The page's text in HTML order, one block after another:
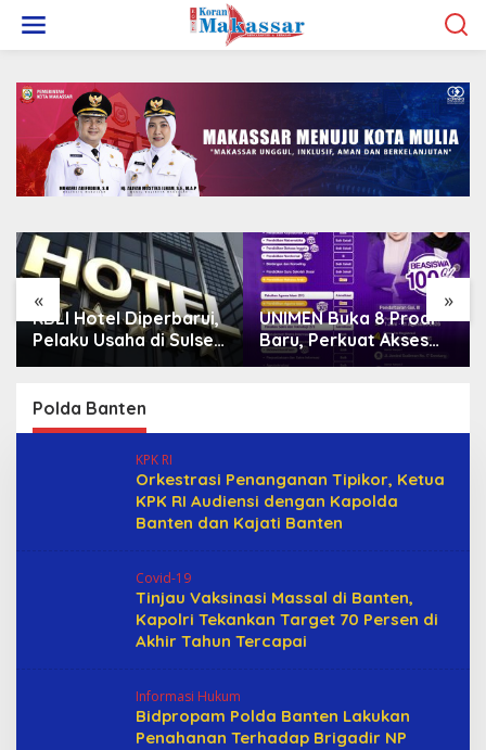
w
« »
KBLI Hotel Diperbarui,
Pelaku Usaha di Sulsel
UNIMEN Buka 8 Prodi
Baru, Perkuat Akses
Pendidikan Tinggi dan
Polda Banten
KPK RI
Orkestrasi Penanganan Tipikor, Ketua
KPK RI Audiensi dengan Kapolda
Banten dan Kajati Banten
Covid-19
Tinjau Vaksinasi Massal di Banten,
Kapolri Tekankan Target 70 Persen di
Akhir Tahun Tercapai
Informasi Hukum
Bidpropam Polda Banten Lakukan
Penahanan Terhadap Brigadir NP